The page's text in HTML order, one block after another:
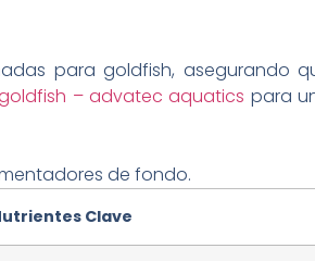
para goldfish, asegurando
– advatec aquatics para
de fondo.
Clave